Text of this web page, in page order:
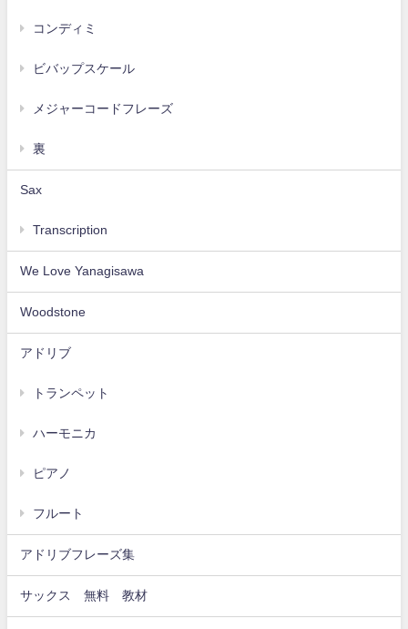
コンディミ
ビバップスケール
メジャーコードフレーズ
裏
Sax
Transcription
We Love Yanagisawa
Woodstone
アドリブ
トランペット
ハーモニカ
ピアノ
フルート
アドリブフレーズ集
サックス 無料 教材